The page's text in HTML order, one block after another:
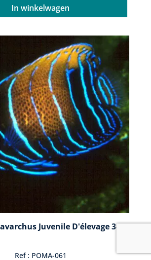
In winkelwagen
Juvenile D'élevage 3-4 Cm
Ref : POMA-061